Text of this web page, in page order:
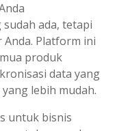
ada, tetapi
Platform ini
produk
data yang
lebih mudah.
untuk bisnis